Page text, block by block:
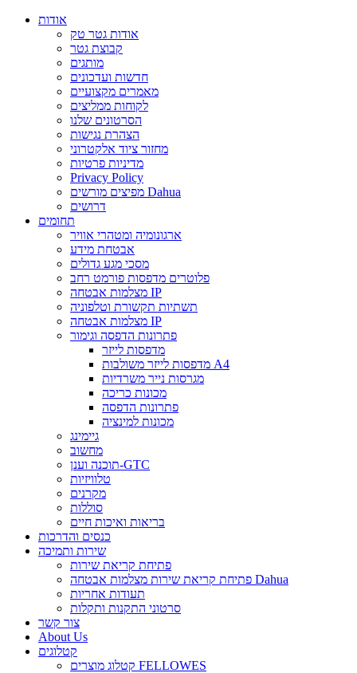
אודות
אודות גטר טק
קבוצת גטר
מותגים
חדשות ועדכונים
מאמרים מקצועיים
לקוחות ממליצים
הסרטונים שלנו
הצהרת נגישות
מחזור ציוד אלקטרוני
מדיניות פרטיות
Privacy Policy
מפיצים מורשים Dahua
דרושים
תחומים
ארגונומיה ומטהרי אוויר
אבטחת מידע
מסכי מגע גדולים
פלוטרים מדפסות פורמט רחב
מצלמות אבטחה IP
תשתיות תקשורת וטלפוניה
מצלמות אבטחה IP
פתרונות הדפסה וגימור
מדפסות לייזר
מדפסות לייזר משולבות A4
מגרסות נייר משרדיות
מכונות כריכה
פתרונות הדפסה
מכונות למינציה
גיימינג
מחשוב
תוכנה וענן-GTC
טלוויזיות
מקרנים
סוללות
בריאות ואיכות חיים
כנסים והדרכות
שירות ותמיכה
פתיחת קריאת שירות
פתיחת קריאת שירות מצלמות אבטחה Dahua
תעודות אחריות
סרטוני התקנות ותקלות
צור קשר
About Us
קטלוגים
קטלוג מוצרים FELLOWES